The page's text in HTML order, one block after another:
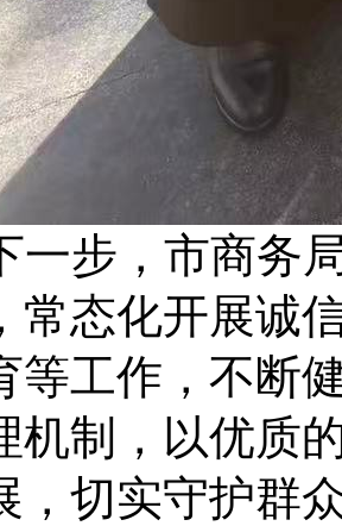
一步，市商务
常态化开展诚
等工作，不断
机制，以优质
，切实守护群